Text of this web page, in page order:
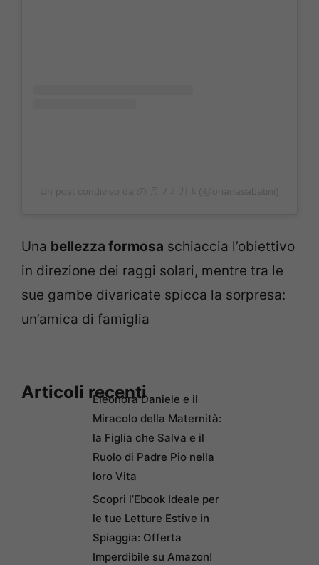
Una bellezza formosa schiaccia l’obiettivo
in direzione dei raggi solari, mentre tra le
sue gambe divaricate spicca la sorpresa:
un’amica di famiglia
Articoli recentiEleonora Daniele e il
Miracolo della Maternità:
la Figlia che Salva e il
Ruolo di Padre Pio nella
loro Vita
Scopri l’Ebook Ideale per
le tue Letture Estive in
Spiaggia: Offerta
Imperdibile su Amazon!